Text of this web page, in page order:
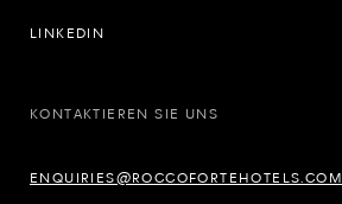
LINKEDIN
KONTAKTIEREN SIE UNS
ENQUIRIES@ROCCOFORTEHOTELS.COM